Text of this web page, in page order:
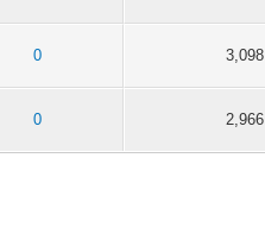
0 3,098
0 2,966